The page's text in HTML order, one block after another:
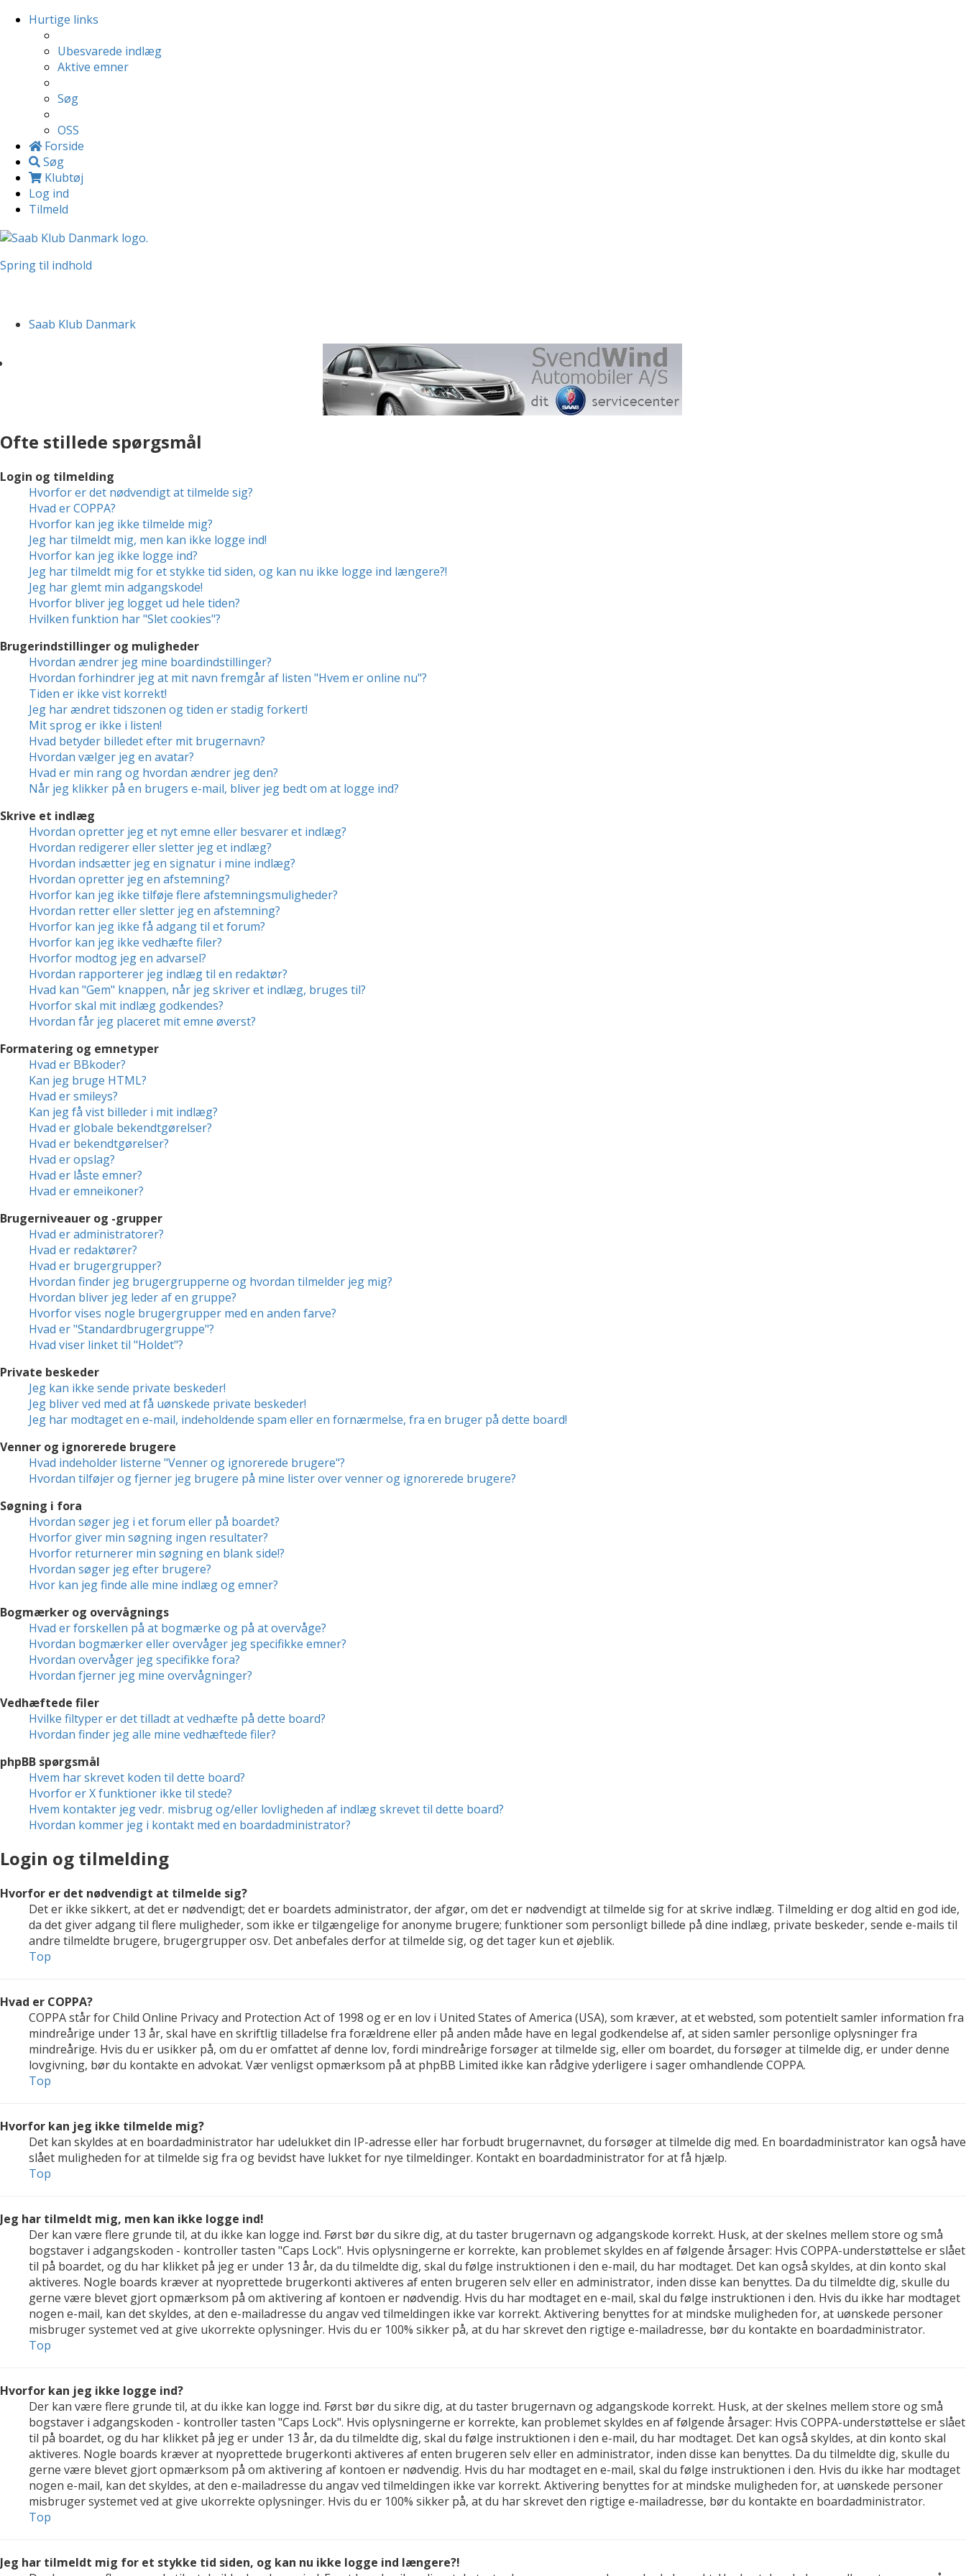
Hurtige links
Ubesvarede indlæg
Aktive emner
Søg
OSS
Forside
Søg
Klubtøj
Log ind
Tilmeld
Spring til indhold
Saab Klub Danmark
Ofte stillede spørgsmål
Login og tilmelding
Hvorfor er det nødvendigt at tilmelde sig?
Hvad er COPPA?
Hvorfor kan jeg ikke tilmelde mig?
Jeg har tilmeldt mig, men kan ikke logge ind!
Hvorfor kan jeg ikke logge ind?
Jeg har tilmeldt mig for et stykke tid siden, og kan nu ikke logge ind længere?!
Jeg har glemt min adgangskode!
Hvorfor bliver jeg logget ud hele tiden?
Hvilken funktion har "Slet cookies"?
Brugerindstillinger og muligheder
Hvordan ændrer jeg mine boardindstillinger?
Hvordan forhindrer jeg at mit navn fremgår af listen "Hvem er online nu"?
Tiden er ikke vist korrekt!
Jeg har ændret tidszonen og tiden er stadig forkert!
Mit sprog er ikke i listen!
Hvad betyder billedet efter mit brugernavn?
Hvordan vælger jeg en avatar?
Hvad er min rang og hvordan ændrer jeg den?
Når jeg klikker på en brugers e-mail, bliver jeg bedt om at logge ind?
Skrive et indlæg
Hvordan opretter jeg et nyt emne eller besvarer et indlæg?
Hvordan redigerer eller sletter jeg et indlæg?
Hvordan indsætter jeg en signatur i mine indlæg?
Hvordan opretter jeg en afstemning?
Hvorfor kan jeg ikke tilføje flere afstemningsmuligheder?
Hvordan retter eller sletter jeg en afstemning?
Hvorfor kan jeg ikke få adgang til et forum?
Hvorfor kan jeg ikke vedhæfte filer?
Hvorfor modtog jeg en advarsel?
Hvordan rapporterer jeg indlæg til en redaktør?
Hvad kan "Gem" knappen, når jeg skriver et indlæg, bruges til?
Hvorfor skal mit indlæg godkendes?
Hvordan får jeg placeret mit emne øverst?
Formatering og emnetyper
Hvad er BBkoder?
Kan jeg bruge HTML?
Hvad er smileys?
Kan jeg få vist billeder i mit indlæg?
Hvad er globale bekendtgørelser?
Hvad er bekendtgørelser?
Hvad er opslag?
Hvad er låste emner?
Hvad er emneikoner?
Brugerniveauer og -grupper
Hvad er administratorer?
Hvad er redaktører?
Hvad er brugergrupper?
Hvordan finder jeg brugergrupperne og hvordan tilmelder jeg mig?
Hvordan bliver jeg leder af en gruppe?
Hvorfor vises nogle brugergrupper med en anden farve?
Hvad er "Standardbrugergruppe"?
Hvad viser linket til "Holdet"?
Private beskeder
Jeg kan ikke sende private beskeder!
Jeg bliver ved med at få uønskede private beskeder!
Jeg har modtaget en e-mail, indeholdende spam eller en fornærmelse, fra en bruger på dette board!
Venner og ignorerede brugere
Hvad indeholder listerne "Venner og ignorerede brugere"?
Hvordan tilføjer og fjerner jeg brugere på mine lister over venner og ignorerede brugere?
Søgning i fora
Hvordan søger jeg i et forum eller på boardet?
Hvorfor giver min søgning ingen resultater?
Hvorfor returnerer min søgning en blank side!?
Hvordan søger jeg efter brugere?
Hvor kan jeg finde alle mine indlæg og emner?
Bogmærker og overvågnings
Hvad er forskellen på at bogmærke og på at overvåge?
Hvordan bogmærker eller overvåger jeg specifikke emner?
Hvordan overvåger jeg specifikke fora?
Hvordan fjerner jeg mine overvågninger?
Vedhæftede filer
Hvilke filtyper er det tilladt at vedhæfte på dette board?
Hvordan finder jeg alle mine vedhæftede filer?
phpBB spørgsmål
Hvem har skrevet koden til dette board?
Hvorfor er X funktioner ikke til stede?
Hvem kontakter jeg vedr. misbrug og/eller lovligheden af indlæg skrevet til dette board?
Hvordan kommer jeg i kontakt med en boardadministrator?
Login og tilmelding
Hvorfor er det nødvendigt at tilmelde sig?
Det er ikke sikkert, at det er nødvendigt; det er boardets administrator, der afgør, om det er nødvendigt at tilmelde sig for at skrive indlæg. Tilmelding er dog altid en god ide,
da det giver adgang til flere muligheder, som ikke er tilgængelige for anonyme brugere; funktioner som personligt billede på dine indlæg, private beskeder, sende e-mails til
andre tilmeldte brugere, brugergrupper osv. Det anbefales derfor at tilmelde sig, og det tager kun et øjeblik.
Top
Hvad er COPPA?
COPPA står for Child Online Privacy and Protection Act of 1998 og er en lov i United States of America (USA), som kræver, at et websted, som potentielt samler information fra
mindreårige under 13 år, skal have en skriftlig tilladelse fra forældrene eller på anden måde have en legal godkendelse af, at siden samler personlige oplysninger fra
mindreårige. Hvis du er usikker på, om du er omfattet af denne lov, fordi mindreårige forsøger at tilmelde sig, eller om boardet, du forsøger at tilmelde dig, er under denne
lovgivning, bør du kontakte en advokat. Vær venligst opmærksom på at phpBB Limited ikke kan rådgive yderligere i sager omhandlende COPPA.
Top
Hvorfor kan jeg ikke tilmelde mig?
Det kan skyldes at en boardadministrator har udelukket din IP-adresse eller har forbudt brugernavnet, du forsøger at tilmelde dig med. En boardadministrator kan også have
slået muligheden for at tilmelde sig fra og bevidst have lukket for nye tilmeldinger. Kontakt en boardadministrator for at få hjælp.
Top
Jeg har tilmeldt mig, men kan ikke logge ind!
Der kan være flere grunde til, at du ikke kan logge ind. Først bør du sikre dig, at du taster brugernavn og adgangskode korrekt. Husk, at der skelnes mellem store og små
bogstaver i adgangskoden - kontroller tasten "Caps Lock". Hvis oplysningerne er korrekte, kan problemet skyldes en af følgende årsager: Hvis COPPA-understøttelse er slået
til på boardet, og du har klikket på jeg er under 13 år, da du tilmeldte dig, skal du følge instruktionen i den e-mail, du har modtaget. Det kan også skyldes, at din konto skal
aktiveres. Nogle boards kræver at nyoprettede brugerkonti aktiveres af enten brugeren selv eller en administrator, inden disse kan benyttes. Da du tilmeldte dig, skulle du
gerne være blevet gjort opmærksom på om aktivering af kontoen er nødvendig. Hvis du har modtaget en e-mail, skal du følge instruktionen i den. Hvis du ikke har modtaget
nogen e-mail, kan det skyldes, at den e-mailadresse du angav ved tilmeldingen ikke var korrekt. Aktivering benyttes for at mindske muligheden for, at uønskede personer
misbruger systemet ved at give ukorrekte oplysninger. Hvis du er 100% sikker på, at du har skrevet den rigtige e-mailadresse, bør du kontakte en boardadministrator.
Top
Hvorfor kan jeg ikke logge ind?
Der kan være flere grunde til, at du ikke kan logge ind. Først bør du sikre dig, at du taster brugernavn og adgangskode korrekt. Husk, at der skelnes mellem store og små
bogstaver i adgangskoden - kontroller tasten "Caps Lock". Hvis oplysningerne er korrekte, kan problemet skyldes en af følgende årsager: Hvis COPPA-understøttelse er slået
til på boardet, og du har klikket på jeg er under 13 år, da du tilmeldte dig, skal du følge instruktionen i den e-mail, du har modtaget. Det kan også skyldes, at din konto skal
aktiveres. Nogle boards kræver at nyoprettede brugerkonti aktiveres af enten brugeren selv eller en administrator, inden disse kan benyttes. Da du tilmeldte dig, skulle du
gerne være blevet gjort opmærksom på om aktivering af kontoen er nødvendig. Hvis du har modtaget en e-mail, skal du følge instruktionen i den. Hvis du ikke har modtaget
nogen e-mail, kan det skyldes, at den e-mailadresse du angav ved tilmeldingen ikke var korrekt. Aktivering benyttes for at mindske muligheden for, at uønskede personer
misbruger systemet ved at give ukorrekte oplysninger. Hvis du er 100% sikker på, at du har skrevet den rigtige e-mailadresse, bør du kontakte en boardadministrator.
Top
Jeg har tilmeldt mig for et stykke tid siden, og kan nu ikke logge ind længere?!